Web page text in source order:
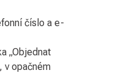
číslo a e-
„Objednat
v opačném